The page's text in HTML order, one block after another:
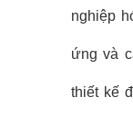
nghiệp
ứng và
thiết kế